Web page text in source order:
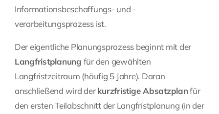
Informationsbeschaffungs- und -
verarbeitungsprozess ist.
Der eigentliche Planungsprozess beginnt mit der
Langfristplanung für den gewählten
Langfristzeitraum (häufig 5 Jahre). Daran
anschließend wird derkurzfristige Absatzplanfür
den ersten Teilabschnitt der Langfristplanung (in der